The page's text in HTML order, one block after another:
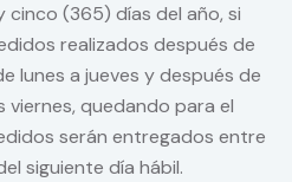
(365) días del año, si
realizados después de
lunes a jueves y después de
quedando para el
serán entregados entre
siguiente día hábil.